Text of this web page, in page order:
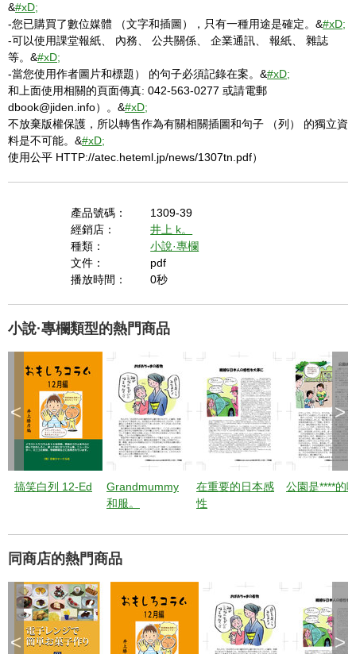
&#xD;
-您已購買了數位媒體 （文字和插圖），只有一種用途是確定。&#xD;
-可以使用課堂報紙、 內務、 公共關係、 企業通訊、 報紙、 雜誌
等。&#xD;
-當您使用作者圖片和標題） 的句子必須記錄在案。&#xD;
和上面使用相關的頁面傳真: 042-563-0277 或請電郵
dbook@jiden.info）。&#xD;
不放棄版權保護，所以轉售作為有關相關插圖和句子 （列） 的獨立資
料是不可能。&#xD;
使用公平 HTTP://atec.heteml.jp/news/1307tn.pdf）
產品號碼：
1309-39
經銷店：
井上 k。
種類：
小說·專欄
文件：
pdf
播放時間：
0秒
小說·專欄類型的熱門商品
搞笑白列 12-Ed
Grandmummy
和服。
在重要的日本感
性
公園是****的
< >
同商店的熱門商品
< >